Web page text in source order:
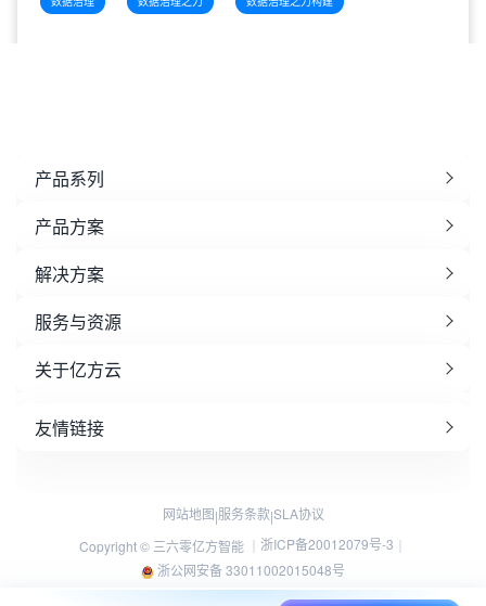
产品系列
产品方案
解决方案
服务与资源
关于亿方云
友情链接
网站地图|服务条款|SLA协议
Copyright © 三六零亿方智能 ｜ 浙ICP备20012079号-3 ｜
浙公网安备 33011002015048号